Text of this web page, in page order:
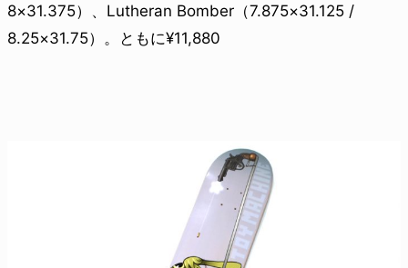
8×31.375）、Lutheran Bomber（7.875×31.125 /
8.25×31.75）。ともに¥11,880